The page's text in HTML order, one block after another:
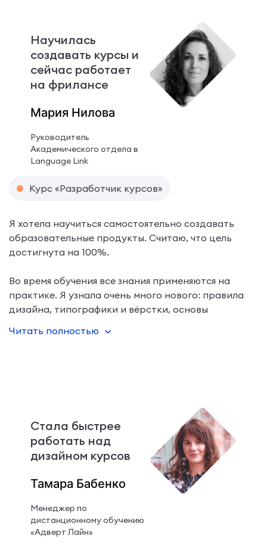
Научилась
создавать курсы и
сейчас работает
на фрилансе
Мария Нилова
Руководитель
Академического отдела в
Language Link
Курс «Разработчик курсов»
Я хотела научиться самостоятельно создавать
образовательные продукты. Считаю, что цель
достигнута на 100%.
Во время обучения все знания применяются на
практике. Я узнала очень много нового: правила
дизайна, типографики и вёрстки, основы
сторителлинга. Всю теорию я использовала, когда
Читать полностью
Стала быстрее
работать над
дизайном курсов
Тамара Бабенко
Менеджер по
дистанционному обучению
«Адверт Лайн»